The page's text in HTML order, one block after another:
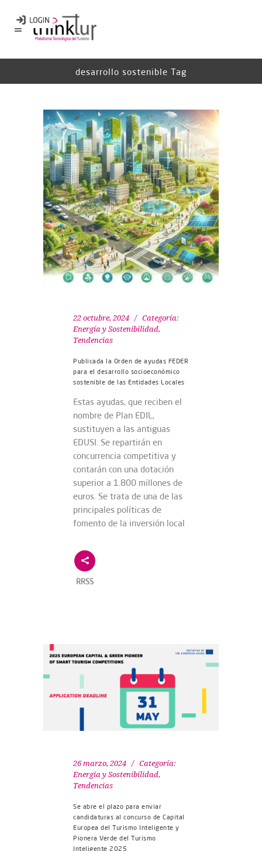
desarrollo sostenible Tag
22 octubre, 2024
Categoría:
Energía y Sostenibilidad,
Tendencias
Publicada la Orden de ayudas FEDER
para el desarrollo socioeconómico
sostenible de las Entidades Locales
Estas ayudas, que reciben el
nombre de Plan EDIL,
sustituyen a las antiguas
EDUSI. Se repartirán en
concurrencia competitiva y
contarán con una dotación
superior a 1.800 millones de
euros. Se trata de una de las
principales políticas de
fomento de la inversión local
RRSS
26 marzo, 2024
Categoría:
Energía y Sostenibilidad,
Tendencias
Se abre el plazo para enviar
candidaturas al concurso de Capital
Europea del Turismo Inteligente y
Pionera Verde del Turismo
Inteligente 2025